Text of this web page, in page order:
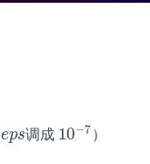
eps
eps调成 10−7
10−7）